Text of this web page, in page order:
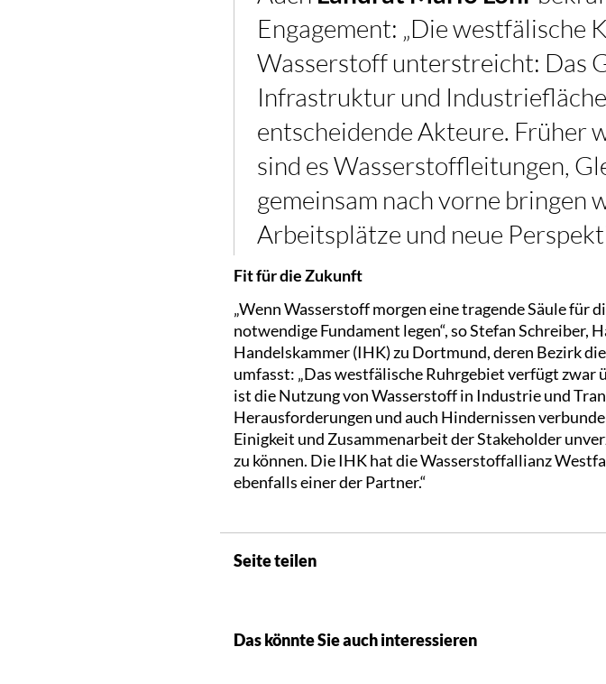
Engagement: „Die westfälische
Wasserstoff unterstreicht: Das
Infrastruktur und
entscheidende Akteure. Früher
sind es Wasserstoffleitungen,
gemeinsam nach vorne bringen
Arbeitsplätze und neue
Fit für die Zukunft
„Wenn Wasserstoff morgen eine tragende Säule für
notwendige Fundament legen“, so Stefan
Handelskammer (IHK) zu Dortmund, deren Bezirk
umfasst: „Das westfälische Ruhrgebiet verfügt
ist die Nutzung von Wasserstoff in Industrie und
Herausforderungen und auch Hindernissen
Einigkeit und Zusammenarbeit der Stakeholder
zu können. Die IHK hat die Wasserstoffallianz
ebenfalls einer der Partner.“
Seite teilen
Das könnte Sie auch interessieren